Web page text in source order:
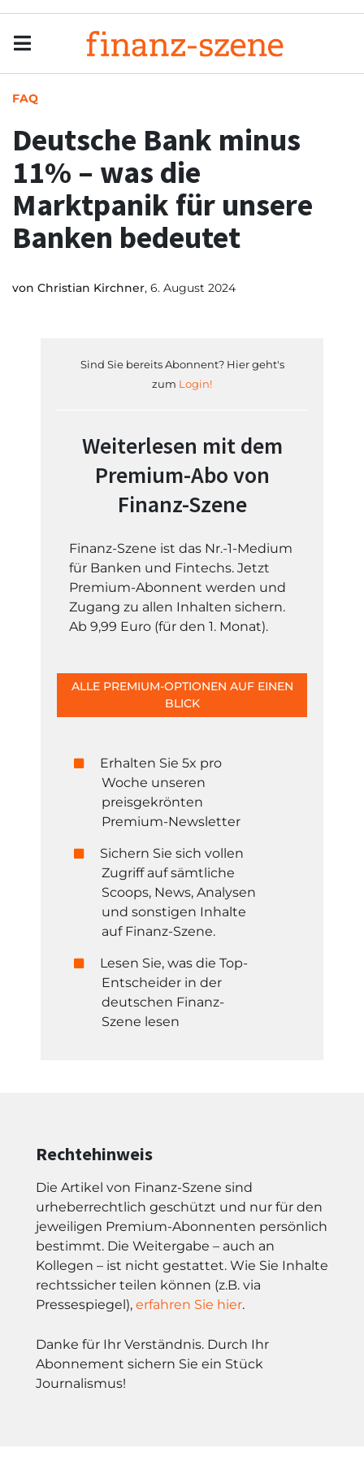
FAQ
Deutsche Bank minus
11% – was die
Marktpanik für unsere
Banken bedeutet
von Christian Kirchner, 6. August 2024
Sind Sie bereits Abonnent? Hier geht's
zum Login!
Weiterlesen mit dem
Premium-Abo von
Finanz-Szene
Finanz-Szene ist das Nr.-1-Medium
für Banken und Fintechs. Jetzt
Premium-Abonnent werden und
Zugang zu allen Inhalten sichern.
Ab 9,99 Euro (für den 1. Monat).
ALLE PREMIUM-OPTIONEN AUF EINEN
BLICK
Erhalten Sie 5x pro
Woche unseren
preisgekrönten
Premium-Newsletter
Sichern Sie sich vollen
Zugriff auf sämtliche
Scoops, News, Analysen
und sonstigen Inhalte
auf Finanz-Szene.
Lesen Sie, was die Top-
Entscheider in der
deutschen Finanz-
Szene lesen
Rechtehinweis
Die Artikel von Finanz-Szene sind
urheberrechtlich geschützt und nur für den
jeweiligen Premium-Abonnenten persönlich
bestimmt. Die Weitergabe – auch an
Kollegen – ist nicht gestattet. Wie Sie Inhalte
rechtssicher teilen können (z.B. via
Pressespiegel), erfahren Sie hier.
Danke für Ihr Verständnis. Durch Ihr
Abonnement sichern Sie ein Stück
Journalismus!